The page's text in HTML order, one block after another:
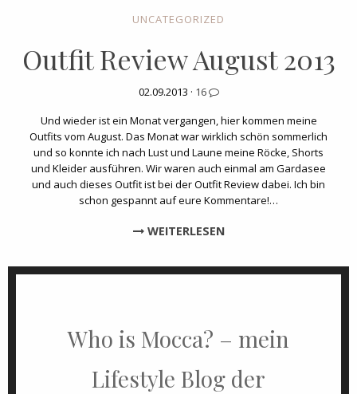
UNCATEGORIZED
Outfit Review August 2013
02.09.2013 · 16
Und wieder ist ein Monat vergangen, hier kommen meine
Outfits vom August. Das Monat war wirklich schön sommerlich
und so konnte ich nach Lust und Laune meine Röcke, Shorts
und Kleider ausführen. Wir waren auch einmal am Gardasee
und auch dieses Outfit ist bei der Outfit Review dabei. Ich bin
schon gespannt auf eure Kommentare!…
WEITERLESEN
Who is Mocca? – mein
Lifestyle Blog der